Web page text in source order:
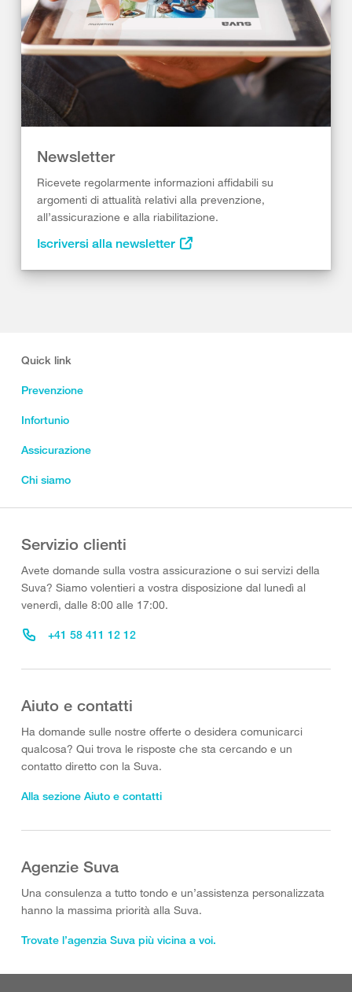
Newsletter
Ricevete regolarmente informazioni affidabili su
argomenti di attualità relativi alla prevenzione,
all’assicurazione e alla riabilitazione.
Iscriversi alla newsletter
Quick link
Prevenzione
Infortunio
Assicurazione
Chi siamo
Servizio clienti
Avete domande sulla vostra assicurazione o sui servizi della
Suva? Siamo volentieri a vostra disposizione dal lunedì al
venerdì, dalle 8:00 alle 17:00.
+41 58 411 12 12
Aiuto e contatti
Ha domande sulle nostre offerte o desidera comunicarci
qualcosa? Qui trova le risposte che sta cercando e un
contatto diretto con la Suva.
Alla sezione Aiuto e contatti
Agenzie Suva
Una consulenza a tutto tondo e un’assistenza personalizzata
hanno la massima priorità alla Suva.
Trovate l’agenzia Suva più vicina a voi.